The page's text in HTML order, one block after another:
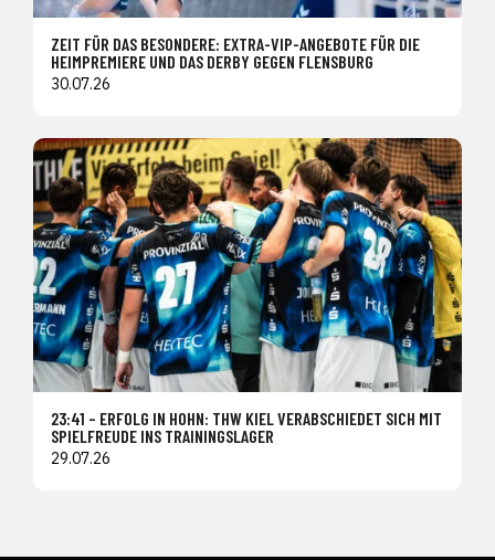
ZEIT FÜR DAS BESONDERE: EXTRA-VIP-ANGEBOTE FÜR DIE
HEIMPREMIERE UND DAS DERBY GEGEN FLENSBURG
30.07.26
23:41 – ERFOLG IN HOHN: THW KIEL VERABSCHIEDET SICH MIT
SPIELFREUDE INS TRAININGSLAGER
29.07.26